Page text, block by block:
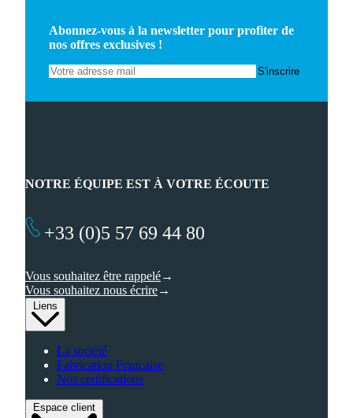
Abonnez-vous à la newsletter pour profiter de
nos offres exclusives !
Liens
La société
Fabrication Française
Nos certifications
Espace client
NOTRE ÉQUIPE EST À VOTRE ÉCOUTE
+33 (0)5 57 69 44 80
Vous souhaitez être rappelé
Vous souhaitez nous écrire